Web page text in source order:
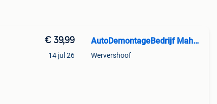
€ 39,99
14 jul 26
AutoDemontageBedrijf Mahzud
Wervershoof